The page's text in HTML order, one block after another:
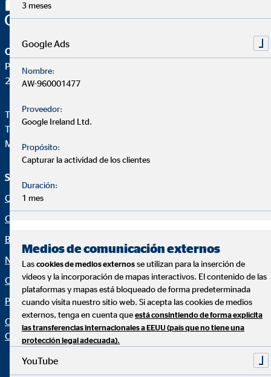
OVB Allfinanz España S.A.
Pza. Manuel Gómez Moreno, 2 8ªA
28020 Madrid
Teléfono:+34914471028
Telefax: +34 91 44710-29
Mail:ovb@central.ovb.es
Servicio e información
Quiénes Somos
Consultoría financiera
Blog
Noticias
Calculadora financiera
Protección de datos
Organization: "Datos sobre
OVB"
Netiqueta
Declaración de accesibilidad
Configuración de cookies
3 meses
Google Ads
Nombre:
AW-960001477
Proveedor:
Google Ireland Ltd.
Propósito:
Capturar la actividad de los clientes
Duración:
1 mes
Medios de comunicación externos
Las cookies de medios externos se utilizan para la inserción de
videos y la incorporación de mapas interactivos. El contenido de las
plataformas y mapas está bloqueado de forma predeterminada
cuando visita nuestro sitio web. Si acepta las cookies de medios
externos, tenga en cuenta que está consintiendo de forma explícita
las transferencias internacionales a EEUU (país que no tiene una
protección legal adecuada).
YouTube